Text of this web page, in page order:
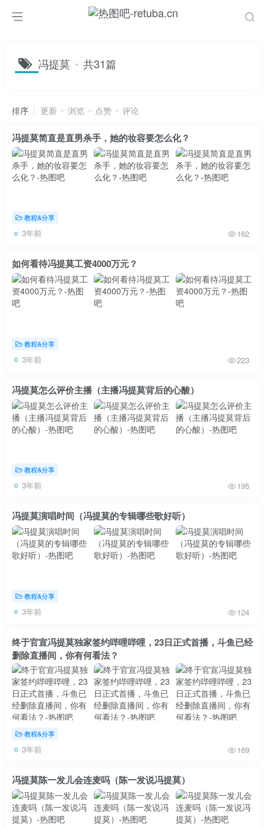
冯提莫 共31篇
排序 更新 浏览 点赞 评论
冯提莫简直是直男杀手，她的妆容要怎么化？
教程&分享
3年前 162
如何看待冯提莫工资4000万元？
教程&分享
3年前 223
冯提莫怎么评价主播（主播冯提莫背后的心酸）
教程&分享
3年前 195
冯提莫演唱时间（冯提莫的专辑哪些歌好听）
教程&分享
3年前 124
终于官宣冯提莫独家签约哔哩哔哩，23日正式首播，斗鱼已经
删除直播间，你有何看法？
教程&分享
3年前 169
冯提莫陈一发儿会连麦吗（陈一发说冯提莫）